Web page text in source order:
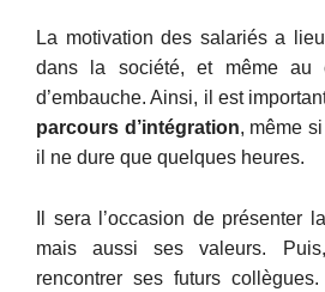
La motivation des salariés a
dans la société, et même au
d’embauche. Ainsi, il est
parcours d’intégration, même
il ne dure que quelques heures.
Il sera l’occasion de présenter
mais aussi ses valeurs.
rencontrer ses futurs